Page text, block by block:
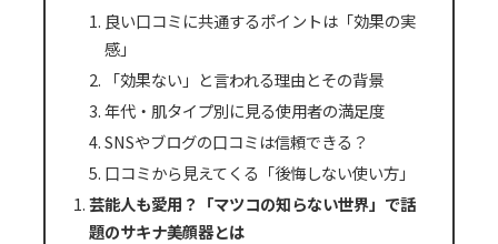
良い口コミに共通するポイントは「効果の実
感」
「効果ない」と言われる理由とその背景
年代・肌タイプ別に見る使用者の満足度
SNSやブログの口コミは信頼できる？
口コミから見えてくる「後悔しない使い方」
芸能人も愛用？「マツコの知らない世界」で話
題のサキナ美顔器とは